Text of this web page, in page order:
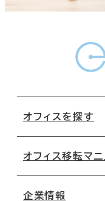
オフィスを探す
地図から探す
オフィス移転マニ
企業情報